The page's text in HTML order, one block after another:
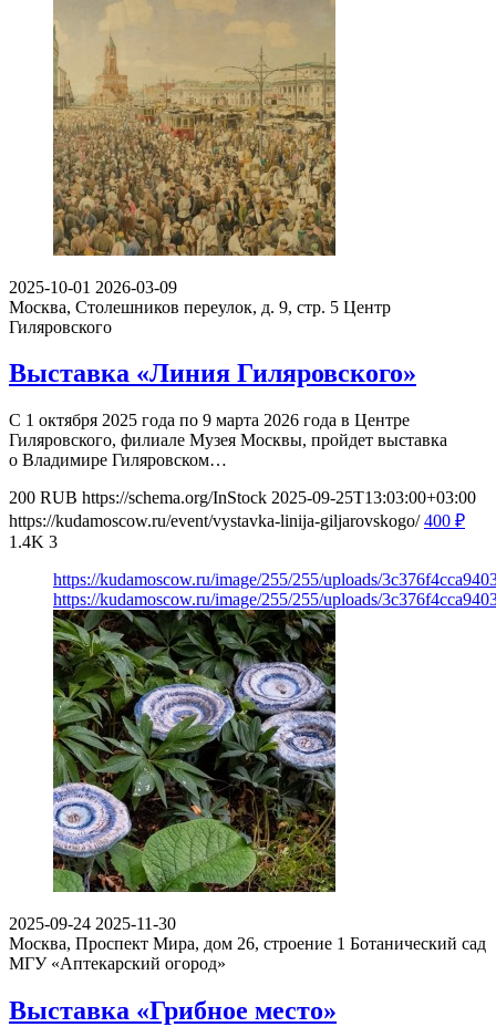
2025-10-01 2026-03-09
Москва, Столешников переулок, д. 9, стр. 5 Центр
Гиляровского
Выставка «Линия Гиляровского»
С 1 октября 2025 года по 9 марта 2026 года в Центре
Гиляровского, филиале Музея Москвы, пройдет выставка
о Владимире Гиляровском…
200 RUB https://schema.org/InStock 2025-09-25T13:03:00+03:00
https://kudamoscow.ru/event/vystavka-linija-giljarovskogo/ 400 ₽
1.4K 3
https://kudamoscow.ru/image/255/255/uploads/
https://kudamoscow.ru/image/255/255/uploads/
2025-09-24 2025-11-30
Москва, Проспект Мира, дом 26, строение 1 Ботанический сад
МГУ «Аптекарский огород»
Выставка «Грибное место»